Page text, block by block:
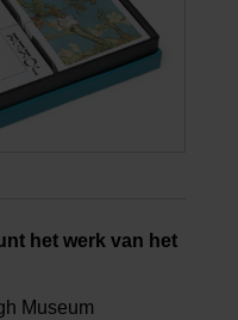
het werk van het
Museum